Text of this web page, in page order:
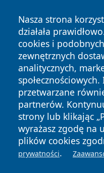
Nasza strona
działała
cookies i
zewnętrznych
analitycznych,
przetwarzane
partnerów.
strony lub klikając
wyrażasz zgodę na
plików cookies
prywatności.
Copyright © 2026
News Autorzy